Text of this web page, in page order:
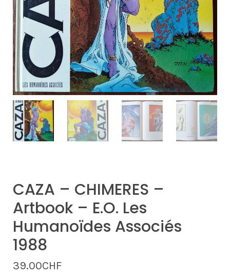
CAZA – CHIMERES –
Artbook – E.O. Les
Humanoïdes Associés
1988
39.00CHF